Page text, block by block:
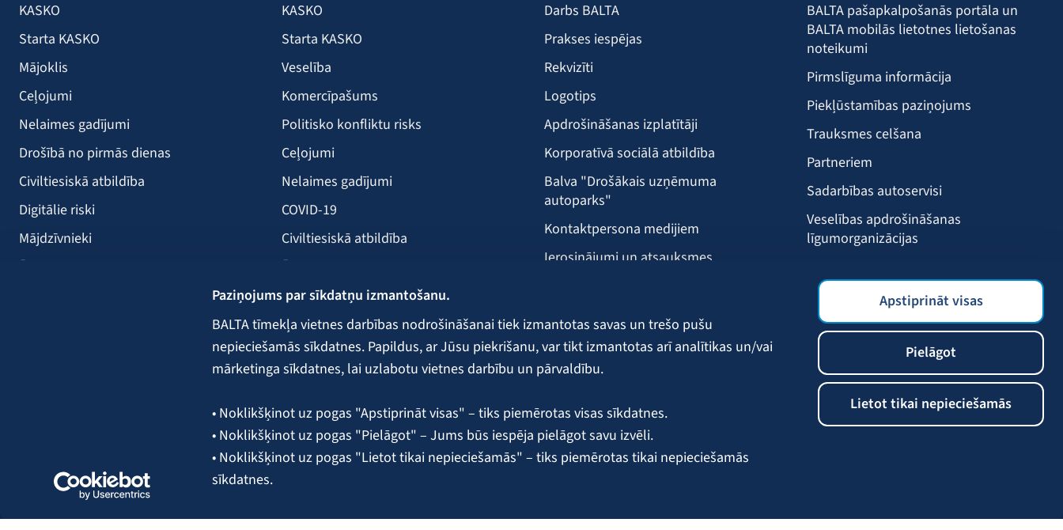
Paziņojums par sīkdatņu izmantošanu.
BALTA tīmekļa vietnes darbības nodrošināšanai tiek izmantotas savas un trešo pušu
nepieciešamās sīkdatnes. Papildus, ar Jūsu piekrišanu, var tikt izmantotas arī analītikas un/vai
mārketinga sīkdatnes, lai uzlabotu vietnes darbību un pārvaldību.
• Noklikšķinot uz pogas "Apstiprināt visas" – tiks piemērotas visas sīkdatnes.
• Noklikšķinot uz pogas "Pielāgot" – Jums būs iespēja pielāgot savu izvēli.
• Noklikšķinot uz pogas "Lietot tikai nepieciešamās" – tiks piemērotas tikai nepieciešamās
sīkdatnes.
Plašāka informācija par sīkdatņu pārvaldību ir pieejama BALTAsīkdatņu politikā.
Apstiprināt visas
Pielāgot
Lietot tikai nepieciešamās
KASKO
Starta KASKO
Mājoklis
Ceļojumi
Nelaimes gadījumi
Drošībā no pirmās dienas
Civiltiesiskā atbildība
Digitālie riski
Mājdzīvnieki
Ērces
KASKO
Starta KASKO
Veselība
Komercīpašums
Politisko konfliktu risks
Ceļojumi
Nelaimes gadījumi
COVID-19
Civiltiesiskā atbildība
Ērces
Būvniecība
Lauksaimniecība
Kravas
Garantijas, galvojumi un nodrošinājumi
Darbs BALTA
Prakses iespējas
Rekvizīti
Logotips
Apdrošināšanas izplatītāji
Korporatīvā sociālā atbildība
Balva "Drošākais uzņēmuma
autoparks"
Kontaktpersona medijiem
Ierosinājumi un atsauksmes
BALTA pašapkalpošanās portāla un
BALTA mobilās lietotnes lietošanas
noteikumi
Pirmslīguma informācija
Piekļūstamības paziņojums
Trauksmes celšana
Partneriem
Sadarbības autoservisi
Veselības apdrošināšanas
līgumorganizācijas
BALTA mobilā lietotne
Klientu labumi